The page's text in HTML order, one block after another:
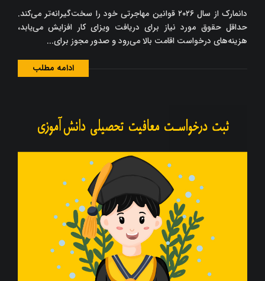
دانمارک از سال ۲۰۲۶ قوانین مهاجرتی خود را سخت‌گیرانه‌تر می‌کند.
حداقل حقوق مورد نیاز برای دریافت ویزای کار افزایش می‌یابد،
هزینه‌های درخواست اقامت بالا می‌رود و صدور مجوز برای...
ادامه مطلب